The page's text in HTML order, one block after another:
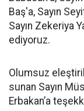
Baş'a, Sayın
Sayın Zekeriya
ediyoruz.
Olumsuz
sunan Sayın
Erbakan’a